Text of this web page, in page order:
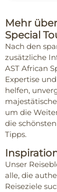
Mehr
Special
Nach den
zusätzliche
AST African
Expertise
helfen,
um die
die
Tipps.
Unser
alle, die
Reiseziele